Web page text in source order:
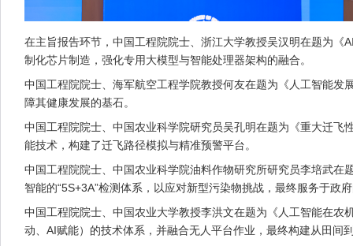
在主旨报告环节，中国工程院院士、浙江大学教授吴汉明在题为
制化芯片制造，强化专用大模型与智能处理器架构的融合。
中国工程院院士、海军航空工程学院教授何友在题为《人工智能
障其健康发展的基石。
中国工程院院士、中国农业科学院研究员吴孔明在题为《重大迁
能技术，构建了迁飞路径模拟与精准预警平台。
中国工程院院士、中国农业科学院油料作物研究所研究员李培武
智能的“5S+3A”检测体系，以应对新型污染物挑战，最终服务于政
中国工程院院士、中国农业大学教授李洪文在题为《人工智能在农
动、AI赋能）的技术体系，并融合无人平台作业，最终构建从田间